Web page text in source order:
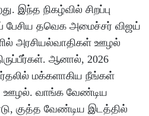
இந்த நிகழ்வில் சிறப்பு
பேசிய தவெக அமைச்சர் விஜய்
அரசியல்வாதிகள் ஊழல்
ஆனால், 2026
மக்களாகிய நீங்கள்
ஊழல். வாங்க வேண்டிய
குத்த வேண்டிய இடத்தில்